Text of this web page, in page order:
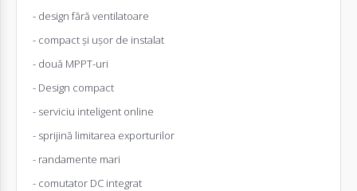
- design fără ventilatoare
- compact și ușor de instalat
- două MPPT-uri
- Design compact
- serviciu inteligent online
- sprijină limitarea exporturilor
- randamente mari
- comutator DC integrat